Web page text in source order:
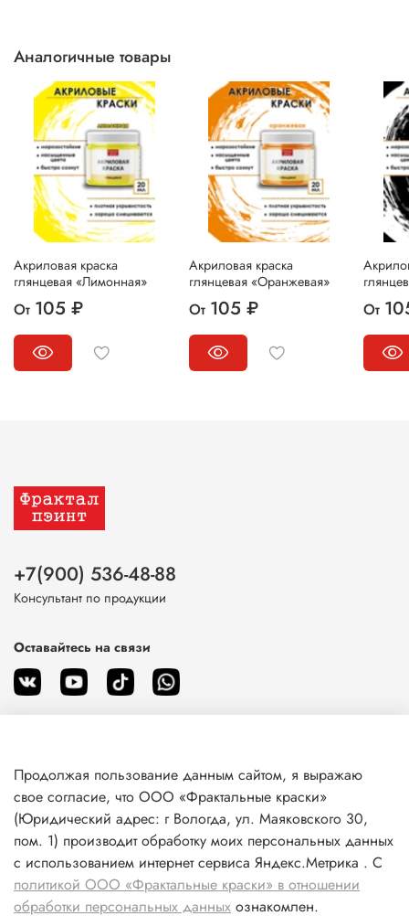
Аналогичные товары
Акриловая краска
глянцевая «Лимонная»
От 105 ₽
Акриловая краска
глянцевая «Оранжевая»
От 105 ₽ От
О магазине
Клиентам
Информация
+7(900) 536-48-88
Консультант по продукции
Оставайтесь на связи
Продолжая пользование данным сайтом, я выражаю
свое согласие, что ООО «Фрактальные краски»
(Юридический адрес: г Вологда, ул. Маяковского 30,
пом. 1) производит обработку моих персональных данных
с использованием интернет сервиса Яндекс.Метрика . С
политикой ООО «Фрактальные краски» в отношении
обработки персональных данных ознакомлен.